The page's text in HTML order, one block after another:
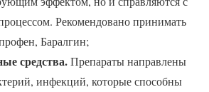
Рекомендовано принимать
Баралгин;
средства.Препараты направлены
инфекций, которые способны